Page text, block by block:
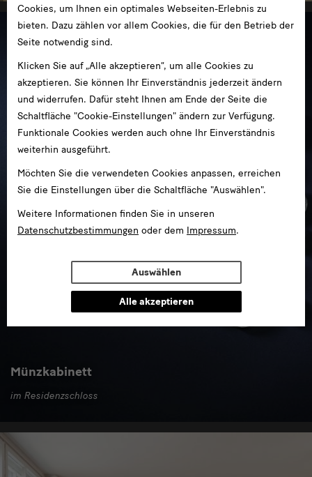
Münzkabinett
im Residenzschloss
Cookies, um Ihnen ein optimales Webseiten-Erlebnis zu
bieten. Dazu zählen vor allem Cookies, die für den Betrieb der
Seite notwendig sind.
Klicken Sie auf „Alle akzeptieren“, um alle Cookies zu
akzeptieren. Sie können Ihr Einverständnis jederzeit ändern
und widerrufen. Dafür steht Ihnen am Ende der Seite die
Schaltfläche "Cookie-Einstellungen" ändern zur Verfügung.
Funktionale Cookies werden auch ohne Ihr Einverständnis
weiterhin ausgeführt.
Möchten Sie die verwendeten Cookies anpassen, erreichen
Sie die Einstellungen über die Schaltfläche "Auswählen".
Weitere Informationen finden Sie in unseren
Datenschutzbestimmungen oder dem Impressum.
Auswählen
Alle akzeptieren